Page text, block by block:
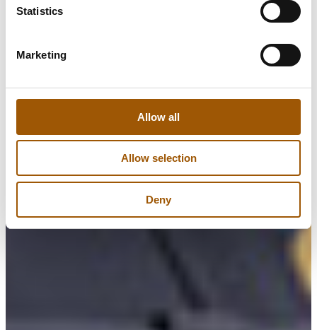
Statistics
Marketing
Allow all
Allow selection
Deny